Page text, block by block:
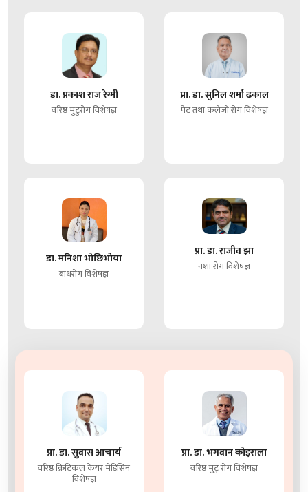
डा. प्रकाश राज रेग्मी
वरिष्ठ मुटुरोग विशेषज्ञ
प्रा. डा. सुनिल शर्मा ढकाल
पेट तथा कलेजो रोग विशेषज्ञ
डा. मनिशा भोछिभोया
बाथरोग विशेषज्ञ
प्रा. डा. राजीव झा
नशा रोग विशेषज्ञ
प्रा. डा. सुुवास आचार्य
वरिष्ठ क्रिटिकल केयर मेडिसिन
विशेषज्ञ
प्रा. डा. भगवान कोइराला
वरिष्ठ मुटु रोग विशेषज्ञ